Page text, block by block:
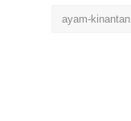
ayam-kinantan